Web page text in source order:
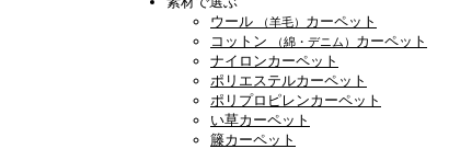
ウール
（羊毛） カーペット
コットン
（綿・デニム） カーペット
ナイロンカーペット
ポリエステルカーペット
ポリプロピレンカーペット
い草カーペット
籐カーペット